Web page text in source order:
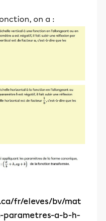
on a :
fr/eleves/bv/mat
parametres-a-b-h-